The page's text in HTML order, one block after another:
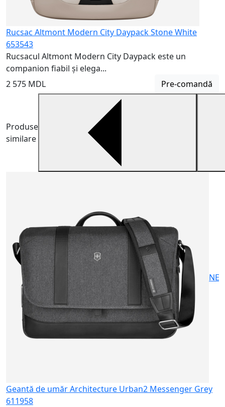
Rucsac Altmont Modern City Daypack Stone White
653543
Rucsacul Altmont Modern City Daypack este un
companion fiabil și elega...
2 575 MDL
Pre-comandă
Produse
similare
Geantă de umăr Architecture Urban2 Messenger Grey
611958